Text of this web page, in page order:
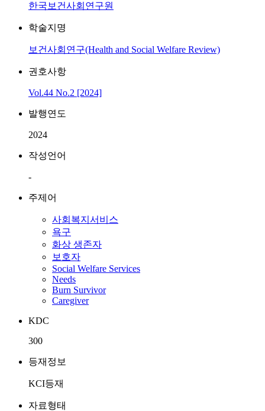
한국보건사회연구원
학술지명
보건사회연구(Health and Social Welfare Review)
권호사항
Vol.44 No.2 [2024]
발행연도
2024
작성언어
-
주제어
사회복지서비스
욕구
화상 생존자
보호자
Social Welfare Services
Needs
Burn Survivor
Caregiver
KDC
300
등재정보
KCI등재
자료형태